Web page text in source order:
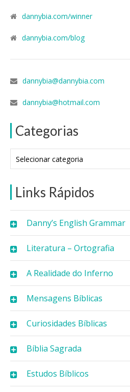
dannybia.com/winner
dannybia.com/blog
dannybia@dannybia.com
dannybia@hotmail.com
Categorias
Links Rápidos
Danny’s English Grammar
Literatura – Ortografia
A Realidade do Inferno
Mensagens Bíblicas
Curiosidades Bíblicas
Bíblia Sagrada
Estudos Bíblicos